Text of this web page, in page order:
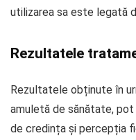
utilizarea sa este legată
Rezultatele
Rezultatele obținute în
amuletă de sănătate,
de credința și percepția